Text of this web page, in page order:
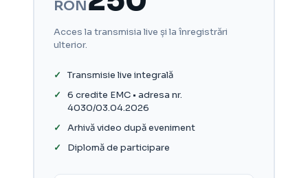
RON
Acces la transmisia live și la înregistrări
ulterior.
Transmisie live integrală
6 credite EMC • adresa nr.
4030/03.04.2026
Arhivă video după eveniment
Diplomă de participare